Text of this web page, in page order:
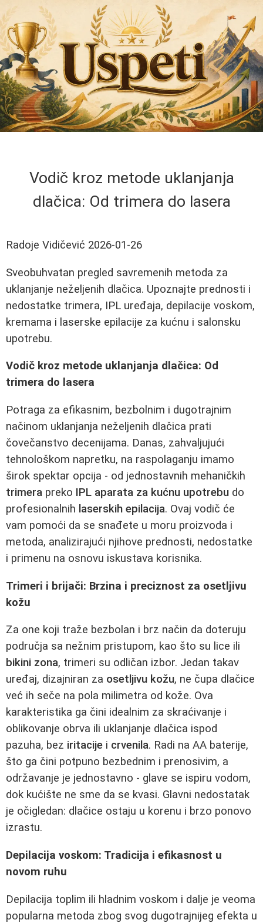
Vodič kroz metode uklanjanja
dlačica: Od trimera do lasera
Radoje Vidičević 2026-01-26
Sveobuhvatan pregled savremenih metoda za
uklanjanje neželjenih dlačica. Upoznajte prednosti i
nedostatke trimera, IPL uređaja, depilacije voskom,
kremama i laserske epilacije za kućnu i salonsku
upotrebu.
Vodič kroz metode uklanjanja dlačica: Od
trimera do lasera
Potraga za efikasnim, bezbolnim i dugotrajnim
načinom uklanjanja neželjenih dlačica prati
čovečanstvo decenijama. Danas, zahvaljujući
tehnološkom napretku, na raspolaganju imamo
širok spektar opcija - od jednostavnih mehaničkih
trimera preko IPL aparata za kućnu upotrebu do
profesionalnih laserskih epilacija. Ovaj vodič će
vam pomoći da se snađete u moru proizvoda i
metoda, analizirajući njihove prednosti, nedostatke
i primenu na osnovu iskustava korisnika.
Trimeri i brijači: Brzina i preciznost za osetljivu
kožu
Za one koji traže bezbolan i brz način da doteruju
područja sa nežnim pristupom, kao što su lice ili
bikini zona, trimeri su odličan izbor. Jedan takav
uređaj, dizajniran za osetljivu kožu, ne čupa dlačice
već ih seče na pola milimetra od kože. Ova
karakteristika ga čini idealnim za skraćivanje i
oblikovanje obrva ili uklanjanje dlačica ispod
pazuha, bez iritacije i crvenila. Radi na AA baterije,
što ga čini potpuno bezbednim i prenosivim, a
održavanje je jednostavno - glave se ispiru vodom,
dok kućište ne sme da se kvasi. Glavni nedostatak
je očigledan: dlačice ostaju u korenu i brzo ponovo
izrastu.
Depilacija voskom: Tradicija i efikasnost u
novom ruhu
Depilacija toplim ili hladnim voskom i dalje je veoma
popularna metoda zbog svog dugotrajnijeg efekta u